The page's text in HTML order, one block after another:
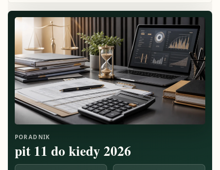
PORADNIK
pit 11 do kiedy 2026